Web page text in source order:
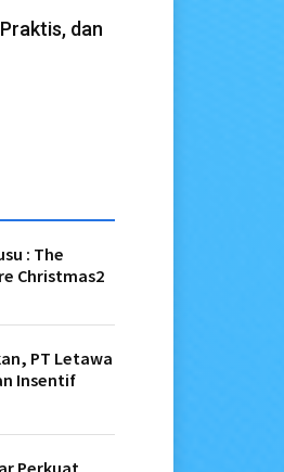
dan
: The
Christmas2
PT Letawa
Insentif